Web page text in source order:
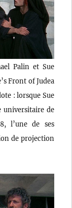
Palin et Sue
Front of Judea
: lorsque Sue
universitaire de
l’une de ses
de projection